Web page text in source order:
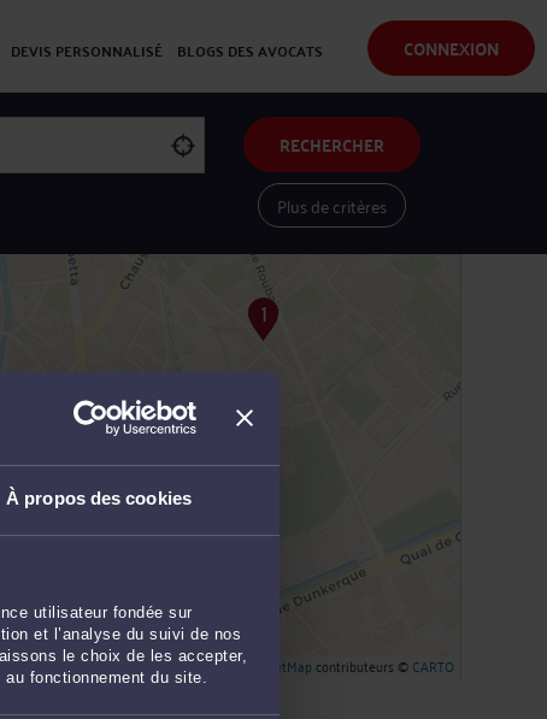
À propos des cookies
utilisateur fondée sur
et l’analyse du suivi de nos
le choix de les accepter,
fonctionnement du site.
CONNEXION
DEVIS PERSONNALISÉ BLOGS DES AVOCATS
RECHERCHER
Plus de critères
Leaflet| ©OpenStreetMapcontributeurs ©CARTO
Voir les avocats sur une carte